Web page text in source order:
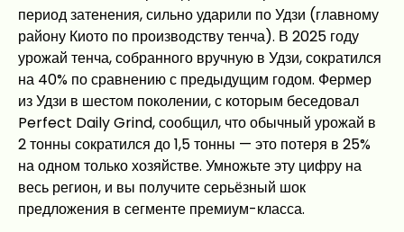
период затенения, сильно ударили по Удзи (главному
району Киото по производству тенча). В 2025 году
урожай тенча, собранного вручную в Удзи, сократился
на 40% по сравнению с предыдущим годом. Фермер
из Удзи в шестом поколении, с которым беседовал
Perfect Daily Grind, сообщил, что обычный урожай в
2 тонны сократился до 1,5 тонны — это потеря в 25%
на одном только хозяйстве. Умножьте эту цифру на
весь регион, и вы получите серьёзный шок
предложения в сегменте премиум-класса.